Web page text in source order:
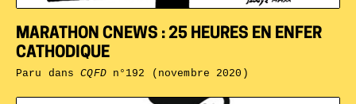
MARATHON CNEWS : 25 HEURES EN ENFER
CATHODIQUE
Paru dansCQFDn°192 (novembre 2020)